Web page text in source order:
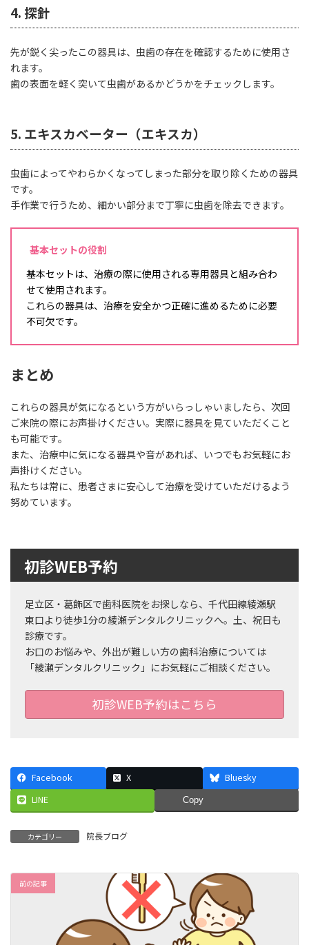
4. 探針
先が鋭く尖ったこの器具は、虫歯の存在を確認するために使用さ
れます。
歯の表面を軽く突いて虫歯があるかどうかをチェックします。
5. エキスカベーター（エキスカ）
虫歯によってやわらかくなってしまった部分を取り除くための器具
です。
手作業で行うため、細かい部分まで丁寧に虫歯を除去できます。
基本セットの役割
基本セットは、治療の際に使用される専用器具と組み合わ
せて使用されます。
これらの器具は、治療を安全かつ正確に進めるために必要
不可欠です。
まとめ
これらの器具が気になるという方がいらっしゃいましたら、次回
ご来院の際にお声掛けください。実際に器具を見ていただくこと
も可能です。
また、治療中に気になる器具や音があれば、いつでもお気軽にお
声掛けください。
私たちは常に、患者さまに安心して治療を受けていただけるよう
努めています。
初診WEB予約
足立区・葛飾区で歯科医院をお探しなら、千代田線綾瀬駅
東口より徒歩1分の綾瀬デンタルクリニックへ。土、祝日も
診療です。
お口のお悩みや、外出が難しい方の歯科治療については
「綾瀬デンタルクリニック」にお気軽にご相談ください。
初診WEB予約はこちら
Facebook X
Bluesky
LINE
Copy
カテゴリー 院長ブログ
前の記事